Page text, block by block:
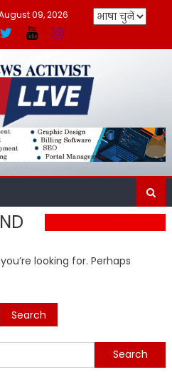
09, 2026
looking for. Perhaps